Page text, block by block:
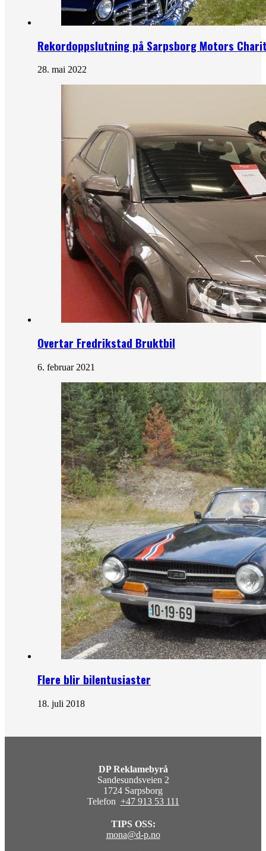
Rekordoppslutning på Sarpsborg Motors
28. mai 2022
Overtar Fredrikstad Bruktbil
6. februar 2021
Flere blir bilentusiaster
18. juli 2018
DP Reklamebyrå
Sandesundsveien 2
1724 Sarpsborg
Telefon +47 913 53 111
TIPS OSS:
mona@d-p.no